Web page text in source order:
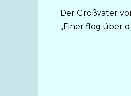
Der Großvater
„Einer flog über